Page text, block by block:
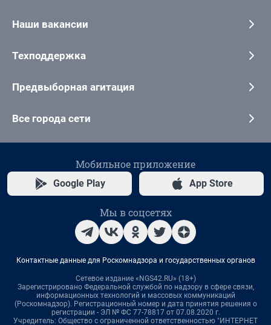
Наши вакансии
Техподдержка
Предвыборная агитация
Все города сети
Мобильное приложение
Google Play App Store
Мы в соцсетях
Контактные данные для Роскомнадзора и государственных органов
Сетевое издание «NGS42.RU» (18+)
Зарегистрировано Федеральной службой по надзору в сфере связи,
информационных технологий и массовых коммуникаций
(Роскомнадзор). Регистрационный номер и дата принятия решения о
регистрации - ЭЛ № ФС 77-78817 от 07.08.2020 г.
Учредитель: Общество с ограниченной ответственностью "ИНТЕРНЕТ